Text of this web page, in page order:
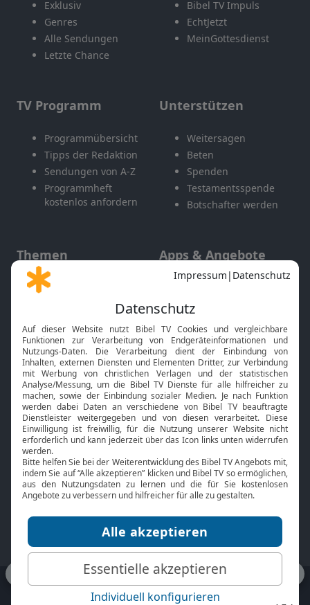
Exklusiv
Genres
Alle Sendungen
Letzte Chance
Bibel TV Impuls
EchtJetzt
MeinGottesdienst
TV Programm
Programmübersicht
Tipps der Redaktion
Sendungen von A-Z
Programmheft
kostenlos anfordern
Unterstützen
Weitersagen
Beten
Spenden
Testamentsspende
Botschafter werden
Themen
Gott und Bibel erklärt
Neuigkeiten
Apps & Angebote
Mobile App
Smart TV
HbbTV
Bibelthek Online-Bibel
Nächster Gottesdienst
Bibel TV
Über uns
Jobs
Mediadaten
Service
Kontakt
TV-Empfang
bibeltv.de: Impressum
Datenschutz
Nutzungsbedingungen
Fakten Bibel TV App